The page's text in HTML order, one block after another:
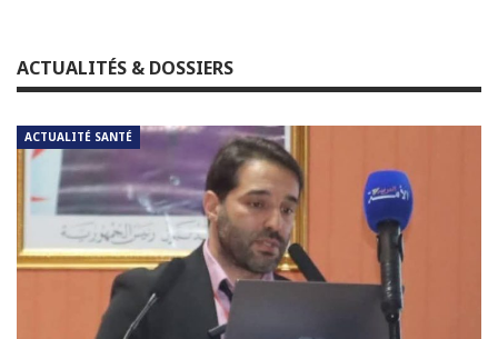
ACTUALITÉS & DOSSIERS
ACTUALITÉ SANTÉ